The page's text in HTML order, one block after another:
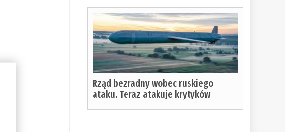
Rząd bezradny wobec ruskiego
ataku. Teraz atakuje krytyków